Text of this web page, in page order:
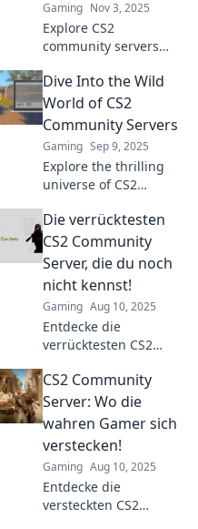
Gaming Nov 3, 2025
Explore CS2
community servers
creativity! Dive into
epic gameplay, unique
mods, and
unforgettable
moments. Join the fun
now!
Dive Into the Wild
World of CS2
Community Servers
Gaming Sep 9, 2025
Explore the thrilling
universe of CS2
Discover hidden gems,
epic gameplay, and
connect with fellow
gamers. Dive in now!
Die verrücktesten
CS2 Community
Server, die du noch
nicht kennst!
Gaming Aug 10, 2025
Entdecke die
verrücktesten CS2
du noch nie erlebt
hast! Lass dich
überraschen und finde
dein neues
Spielerlebnis!
CS2 Community
Server: Wo die
wahren Gamer sich
verstecken!
Gaming Aug 10, 2025
Entdecke die
versteckten CS2